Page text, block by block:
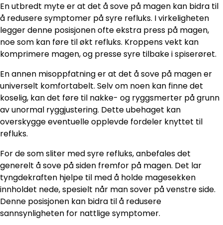
En utbredt myte er at det å sove på magen kan bidra til
å redusere symptomer på syre refluks. I virkeligheten
legger denne posisjonen ofte ekstra press på magen,
noe som kan føre til økt refluks. Kroppens vekt kan
komprimere magen, og presse syre tilbake i spiserøret.
En annen misoppfatning er at det å sove på magen er
universelt komfortabelt. Selv om noen kan finne det
koselig, kan det føre til nakke- og ryggsmerter på grunn
av unormal ryggjustering. Dette ubehaget kan
overskygge eventuelle opplevde fordeler knyttet til
refluks.
For de som sliter med syre refluks, anbefales det
generelt å sove på siden fremfor på magen. Det lar
tyngdekraften hjelpe til med å holde magesekken
innholdet nede, spesielt når man sover på venstre side.
Denne posisjonen kan bidra til å redusere
sannsynligheten for nattlige symptomer.